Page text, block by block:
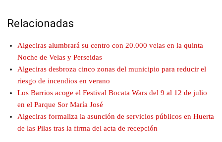
Relacionadas
Algeciras alumbrará su centro con 20.000 velas en la quinta
Noche de Velas y Perseidas
Algeciras desbroza cinco zonas del municipio para reducir el
riesgo de incendios en verano
Los Barrios acoge el Festival Bocata Wars del 9 al 12 de julio
en el Parque Sor María José
Algeciras formaliza la asunción de servicios públicos en Huerta
de las Pilas tras la firma del acta de recepción